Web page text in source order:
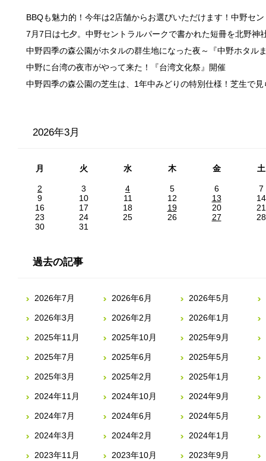
BBQも魅力的！今年は2店舗からお選びいただけます！中野セ
7月7日は七夕。中野セントラルパークで書かれた短冊を北野神
中野四季の森公園がホタルの群生地になった夜～『中野ホタル
中野に台湾の夜市がやって来た！『台湾文化祭』開催
中野四季の森公園の芝生は、1年中みどりの特別仕様！芝生で
2026年3月
月 火 水 木 金 土
2 3 4 5 6
7
9
10 11 12 13
14
16
17 18 19 20
21
23
24 25 26 27
28
30
31
過去の記事
2026年7月 2026年6月 2026年5月
2026年3月 2026年2月 2026年1月
2025年11月 2025年10月 2025年9月
2025年7月 2025年6月 2025年5月
2025年3月 2025年2月 2025年1月
2024年11月 2024年10月 2024年9月
2024年7月 2024年6月 2024年5月
2024年3月 2024年2月 2024年1月
2023年11月 2023年10月 2023年9月